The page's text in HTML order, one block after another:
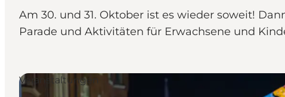
Am 30. und 31. Oktober ist es wieder soweit!
Parade und Aktivitäten für Erwachsene und
Veranstaltungen